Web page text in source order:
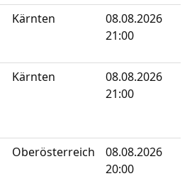
Kärnten
08.08.2026
21:00
Kärnten
08.08.2026
21:00
Oberösterreich
08.08.2026
20:00